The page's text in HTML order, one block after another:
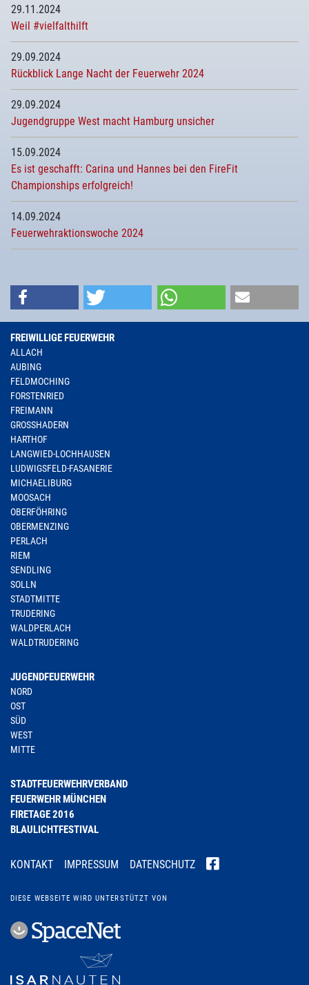
29.11.2024
Weil #vielfalthilft
29.09.2024
Rückblick Lange Nacht der Feuerwehr 2024
29.09.2024
Jugendgruppe West macht Hamburg unsicher
15.09.2024
Es ist geschafft: Carina und Hannes bei den FireFit
Championships erfolgreich!
14.09.2024
Feuerwehraktionswoche 2024
FREIWILLIGE FEUERWEHR
ALLACH
AUBING
FELDMOCHING
FORSTENRIED
FREIMANN
GROSSHADERN
HARTHOF
LANGWIED-LOCHHAUSEN
LUDWIGSFELD-FASANERIE
MICHAELIBURG
MOOSACH
OBERFÖHRING
OBERMENZING
PERLACH
RIEM
SENDLING
SOLLN
STADTMITTE
TRUDERING
WALDPERLACH
WALDTRUDERING
JUGENDFEUERWEHR
NORD
OST
SÜD
WEST
MITTE
STADTFEUERWEHRVERBAND
FEUERWEHR MÜNCHEN
FIRETAGE 2016
BLAULICHTFESTIVAL
KONTAKT IMPRESSUM DATENSCHUTZ
DIESE WEBSEITE WIRD UNTERSTÜTZT VON